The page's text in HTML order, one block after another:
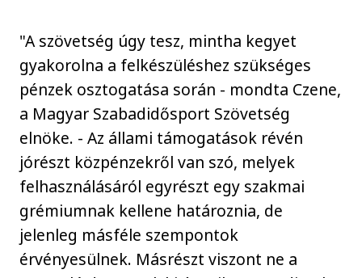
"A szövetség úgy tesz, mintha kegyet
gyakorolna a felkészüléshez szükséges
pénzek osztogatása során - mondta Czene,
a Magyar Szabadidősport Szövetség
elnöke. - Az állami támogatások révén
jórészt közpénzekről van szó, melyek
felhasználásáról egyrészt egy szakmai
grémiumnak kellene határoznia, de
jelenleg másféle szempontok
érvényesülnek. Másrészt viszont ne a